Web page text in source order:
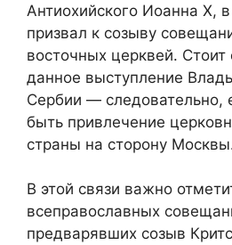
Антиохийского Иоанна X,
призвал к созыву
восточных церквей. Стоит
данное выступление
Сербии — следовательно,
быть привлечение
страны на сторону
В этой связи важно
всеправославных
предварявших созыв